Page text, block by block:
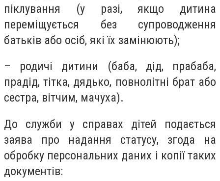
піклування (у разі, якщо дитина
переміщується без супроводження
батьків або осіб, які їх замінюють);
– родичі дитини (баба, дід, прабаба,
прадід, тітка, дядько, повнолітні брат або
сестра, вітчим, мачуха).
До служби у справах дітей подається
заява про надання статусу, згода на
обробку персональних даних і копії таких
документів: